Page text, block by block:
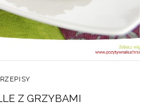
Z GRZYBAMI